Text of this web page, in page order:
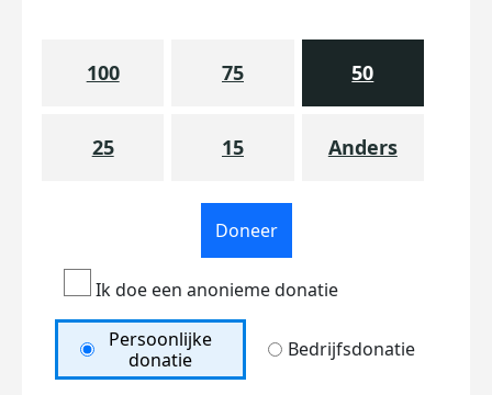
100 75 50
25 15 Anders
Doneer
Ik doe een anonieme donatie
Persoonlijke
donatie
Bedrijfsdonatie